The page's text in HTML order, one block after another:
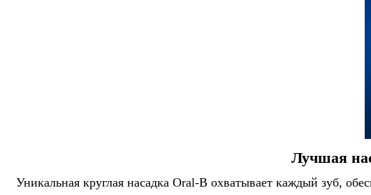
Лучшая
Уникальная круглая насадка Oral-B охватывает каждый зуб,